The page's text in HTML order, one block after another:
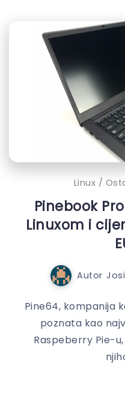
Linux /
Pinebook
Linuxom i
Autor
Pine64, kompanija
poznata kao
Raspeberry Pie-